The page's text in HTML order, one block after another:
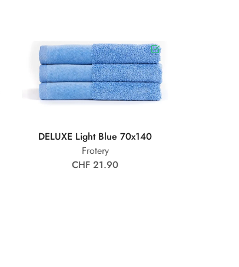
DELUXE Light Blue 70x140
Frotery
CHF 21.90